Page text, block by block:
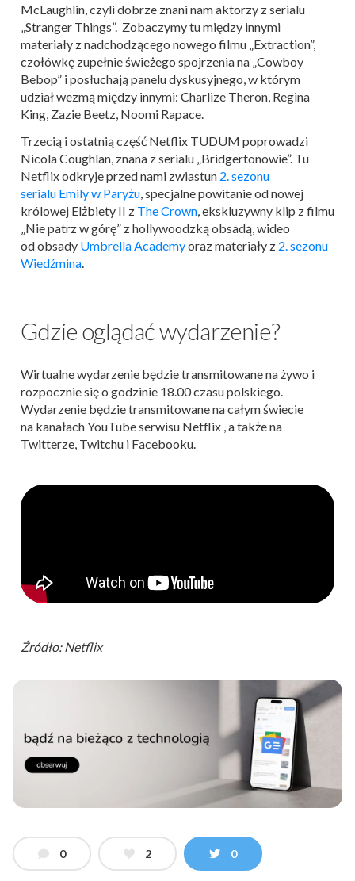
McLaughlin, czyli dobrze znani nam aktorzy z serialu
„Stranger Things”. Zobaczymy tu między innymi
materiały z nadchodzącego nowego filmu „Extraction”,
czołówkę zupełnie świeżego spojrzenia na „Cowboy
Bebop” i posłuchają panelu dyskusyjnego, w którym
udział wezmą między innymi: Charlize Theron, Regina
King, Zazie Beetz, Noomi Rapace.
Trzecią i ostatnią część Netflix TUDUM poprowadzi
Nicola Coughlan, znana z serialu „Bridgertonowie”. Tu
Netflix odkryje przed nami zwiastun 2. sezonu
serialu Emily w Paryżu , specjalne powitanie od nowej
królowej Elżbiety II z The Crown , ekskluzywny klip z filmu
„Nie patrz w górę” z hollywoodzką obsadą, wideo
od obsady Umbrella Academyoraz materiały z 2. sezonu
Wiedźmina
Gdzie oglądać wydarzenie?
Wirtualne wydarzenie będzie transmitowane na żywo i
rozpocznie się o godzinie 18.00 czasu polskiego.
Wydarzenie będzie transmitowane na całym świecie
na kanałach YouTube serwisu Netflix , a także na
Twitterze, Twitchu i Facebooku.
Źródło: Netflix
0 2 0